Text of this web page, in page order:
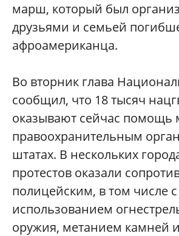
марш, который был
друзьями и семьей
афроамериканца.
Во вторник глава
сообщил, что 18 тысяч
оказывают сейчас помощь
правоохранительным
штатах. В нескольких
протестов оказали
полицейским, в том числе с
использованием
оружия, метанием камней и